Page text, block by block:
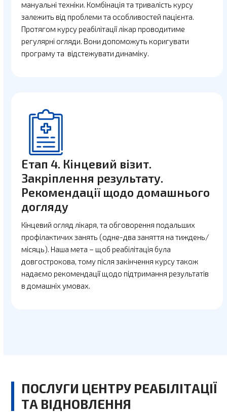
мануальні техніки. Комбінація та тривалість курсу
залежить від проблеми та особливостей пацієнта.
Протягом курсу реабілітації лікар проводитиме
регулярні огляди. Вони допоможуть коригувати
програму та відстежувати динаміку.
Етап 4. Кінцевий візит.
Закріплення результату.
Рекомендації щодо домашнього
догляду
Кінцевий огляд лікаря, та обговорення подальших
профілактичих занять (одне-два заняття на тиждень/
місяць). Наша мета – щоб реабілітація була
довгострокова, тому після закінчення курсу також
надаємо рекомендації щодо підтримання результатів
в домашніх умовах.
ПОСЛУГИ ЦЕНТРУ РЕАБІЛІТАЦІЇ
ТА ВІДНОВЛЕННЯ